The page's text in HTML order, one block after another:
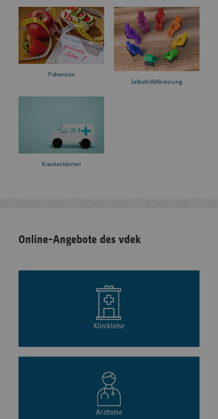
Prävention
Selbsthilfeförderung
Krankenfahrten
Online-Angebote des vdek
Kliniklotse
Arztlotse